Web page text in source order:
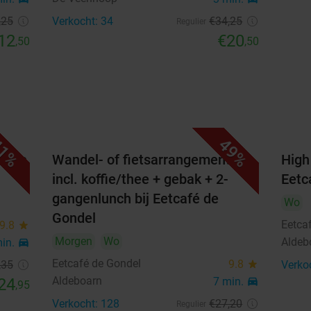
,50
Verkocht: 34 €34,25
€20,50
9.8 star
directions_car
,95
49%
Wandel- of fietsarrangement
incl. koffie/thee + gebak + 2-
gangenlunch bij Eetcafé de
Gondel
Morgen
Wo
Eetcafé de Gondel
9.8 star
Aldeboarn 7 min. directions_car
Verkocht: 128 €27,20
Wo